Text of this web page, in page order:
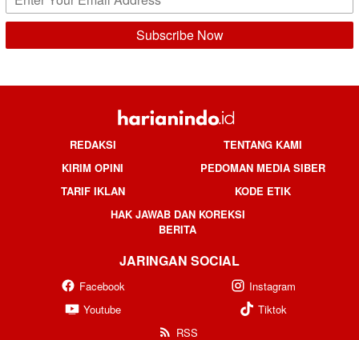
REDAKSI
TENTANG KAMI
KIRIM OPINI
PEDOMAN MEDIA SIBER
TARIF IKLAN
KODE ETIK
HAK JAWAB DAN KOREKSI
BERITA
JARINGAN SOCIAL
Facebook
Instagram
Youtube
Tiktok
RSS